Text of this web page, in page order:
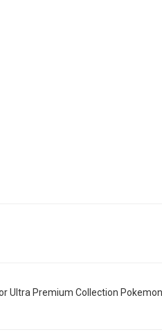
Ultra Premium Collection